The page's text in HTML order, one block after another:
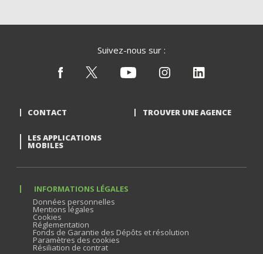
Suivez-nous sur :
CONTACT TROUVER UNE AGENCE
LES APPLICATIONS
MOBILES
INFORMATIONS LÉGALES
Données personnelles
Mentions légales
Cookies
Réglementation
Fonds de Garantie des Dépôts et résolution
Paramètres des cookies
Résiliation de contrat